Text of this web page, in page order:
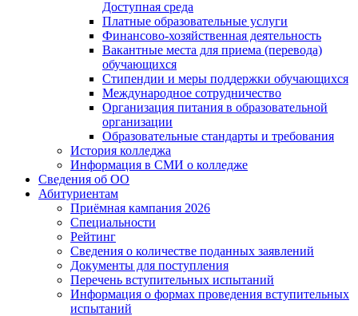
Доступная среда
Платные образовательные услуги
Финансово-хозяйственная деятельность
Вакантные места для приема (перевода)
обучающихся
Стипендии и меры поддержки обучающихся
Международное сотрудничество
Организация питания в образовательной
организации
Образовательные стандарты и требования
История колледжа
Информация в СМИ о колледже
Сведения об ОО
Абитуриентам
Приёмная кампания 2026
Специальности
Рейтинг
Сведения о количестве поданных заявлений
Документы для поступления
Перечень вступительных испытаний
Информация о формах проведения вступительных
испытаний